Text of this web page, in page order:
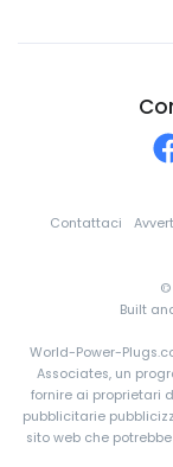
Costa Rica
Danimarca
Dominica
Contattaci
©
Built
World-Power-
Associates, un
fornire ai proprietari
pubblicitarie
sito web che